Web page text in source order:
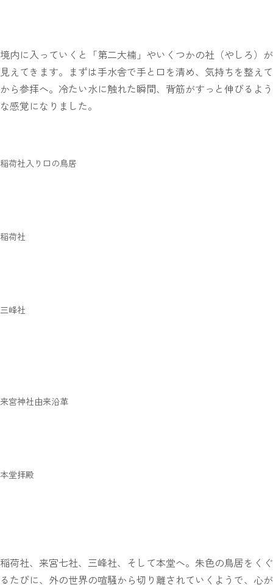
境内に入っていくと「第二大楠」やいくつかの社（やしろ）が
見えてきます。まずは手水舎で手と口を清め、気持ちを整えて
から参拝へ。冷たい水に触れた瞬間、背筋がすっと伸びるよう
な感覚になりました。
稲荷社入り口の鳥居
稲荷社
三峰社
来宮神社由来沿革
本堂拝殿
稲荷社、来宮七社、三峰社、そして本堂へ。朱色の鳥居をくぐ
るたびに、外の世界の喧騒から切り離されていくようで、心が